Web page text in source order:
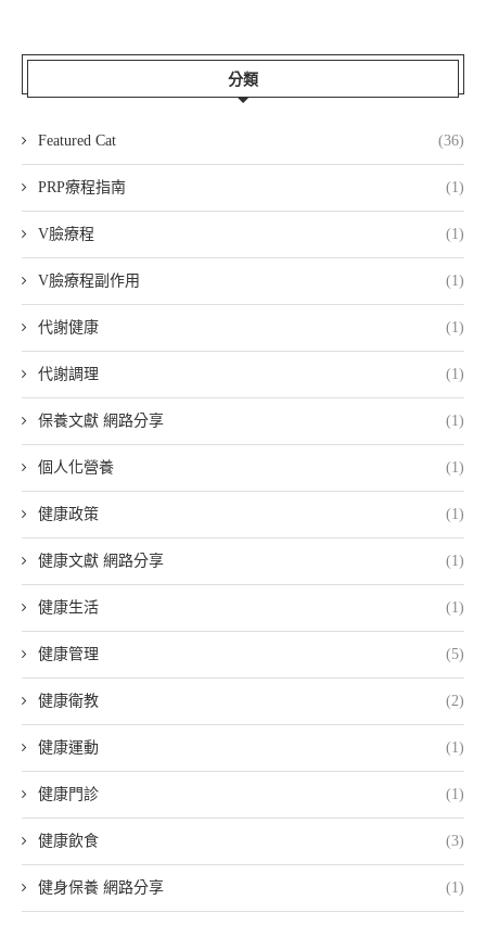
分類
Featured Cat (36)
PRP療程指南 (1)
V臉療程 (1)
V臉療程副作用 (1)
代謝健康 (1)
代謝調理 (1)
保養文獻 網路分享 (1)
個人化營養 (1)
健康政策 (1)
健康文獻 網路分享 (1)
健康生活 (1)
健康管理 (5)
健康衛教 (2)
健康運動 (1)
健康門診 (1)
健康飲食 (3)
健身保養 網路分享 (1)